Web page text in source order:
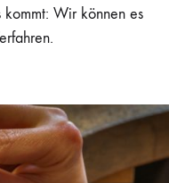
Wir können es